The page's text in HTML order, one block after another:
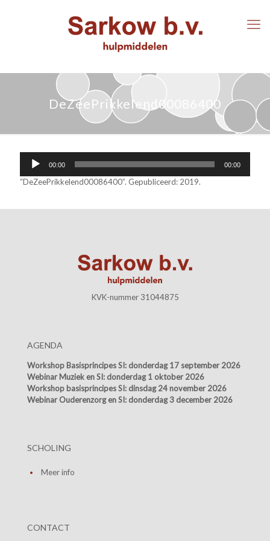
DeZeePrikkelend00086400
Audiospeler
00:00 00:00
“DeZeePrikkelend00086400”. Gepubliceerd: 2019.
KVK-nummer 31044875
AGENDA
Workshop Basisprincipes SI: donderdag 17 september 2026
Webinar Muziek en SI: donderdag 1 oktober 2026
Workshop basisprincipes SI: dinsdag 24 november 2026
Webinar Ouderenzorg en SI: donderdag 3 december 2026
SCHOLING
Meer info
CONTACT